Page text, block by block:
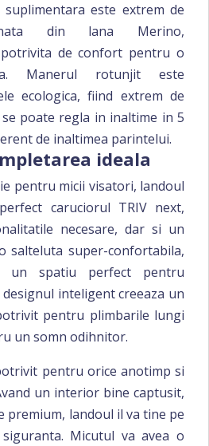
suplimentara este extrem de
din lana Merino,
de confort pentru o
Manerul rotunjit este
ecologica, fiind extrem de
poate regla in inaltime in 5
de inaltimea parintelui.
ideala
pentru micii visatori, landoul
caruciorul TRIV next,
necesare, dar si un
salteluta super-confortabila,
un spatiu perfect pentru
designul inteligent creeaza un
pentru plimbarile lungi
un somn odihnitor.
pentru orice anotimp si
un interior bine captusit,
premium, landoul il va tine pe
Micutul va avea o